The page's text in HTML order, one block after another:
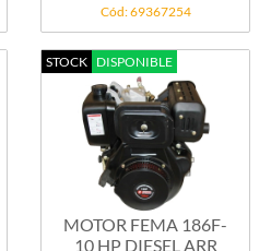
Cód: 69367254
STOCK DISPONIBLE
MOTOR FEMA 186F-
10 HP DIESEL ARR